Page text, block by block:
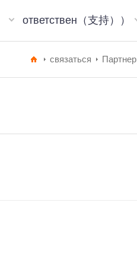
ответствен（支持））
связаться Партнер